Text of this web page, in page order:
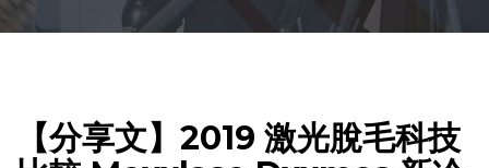
【分享文】2019 激光脫毛科技